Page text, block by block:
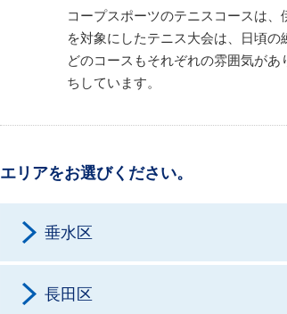
コープスポーツのテニスコースは
を対象にしたテニス大会は、日頃の
どのコースもそれぞれの雰囲気が
ちしています。
エリアをお選びください。
垂水区
長田区